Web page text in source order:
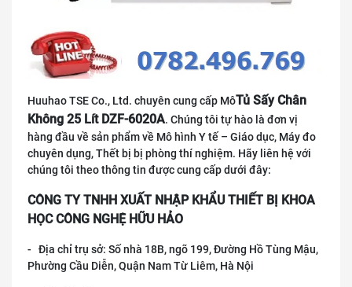
Huuhao TSE Co., Ltd. chuyên cung cấp MôTủ Sấy Chân
Không 25 Lít DZF-6020A. Chúng tôi tự hào là đơn vị
hàng đầu về sản phẩm về Mô hình Y tế – Giáo dục, Máy đo
chuyên dụng, Thết bị bị phòng thí nghiệm. Hãy liên hệ với
chúng tôi theo thông tin được cung cấp dưới đây:
CÔNG TY TNHH XUẤT NHẬP KHẨU THIẾT BỊ KHOA
HỌC CÔNG NGHỆ HỮU HẢO
- Địa chỉ trụ sở: Số nhà 18B, ngõ 199, Đường Hồ Tùng Mậu,
Phường Cầu Diễn, Quận Nam Từ Liêm, Hà Nội